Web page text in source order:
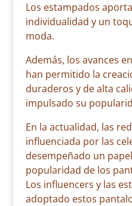
Los estampados
individualidad y un
moda.
Además, los avances
han permitido la
duraderos y de alta
impulsado su
En la actualidad, las
influenciada por las
desempeñado un
popularidad de los
Los influencers y las
adoptado estos